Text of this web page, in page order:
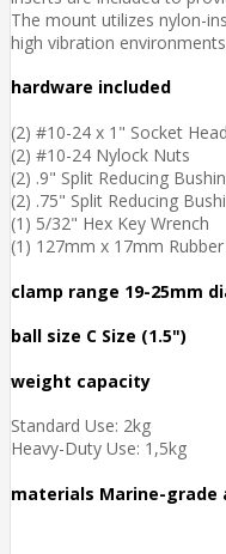
The mount utilizes nylon-
high vibration
hardware included
(2) #10-24 x 1" Socket
(2) #10-24 Nylock Nuts
(2) .9" Split Reducing
(2) .75" Split Reducing
(1) 5/32" Hex Key Wrench
(1) 127mm x 17mm
clamp range 19-25mm
ball size C Size (1.5")
weight capacity
Standard Use: 2kg
Heavy-Duty Use: 1,5kg
materials Marine-grade